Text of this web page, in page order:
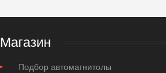
Магазин
Подбор автомагнитолы